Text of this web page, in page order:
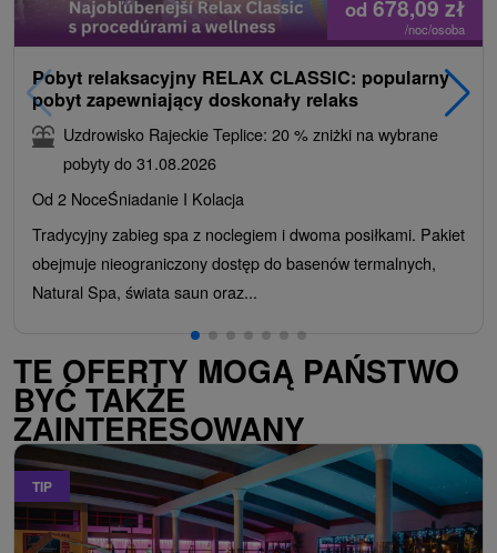
od 678,09 zł
/noc/osoba
Pobyt relaksacyjny RELAX CLASSIC: popularny
pobyt zapewniający doskonały relaks
Uzdrowisko Rajeckie Teplice: 20 % zniżki na wybrane
pobyty do 31.08.2026
Od 2 NoceŚniadanie I Kolacja
Tradycyjny zabieg spa z noclegiem i dwoma posiłkami. Pakiet
obejmuje nieograniczony dostęp do basenów termalnych,
Natural Spa, świata saun oraz...
TE OFERTY MOGĄ PAŃSTWO
BYĆ TAKŻE
ZAINTERESOWANY
TIP